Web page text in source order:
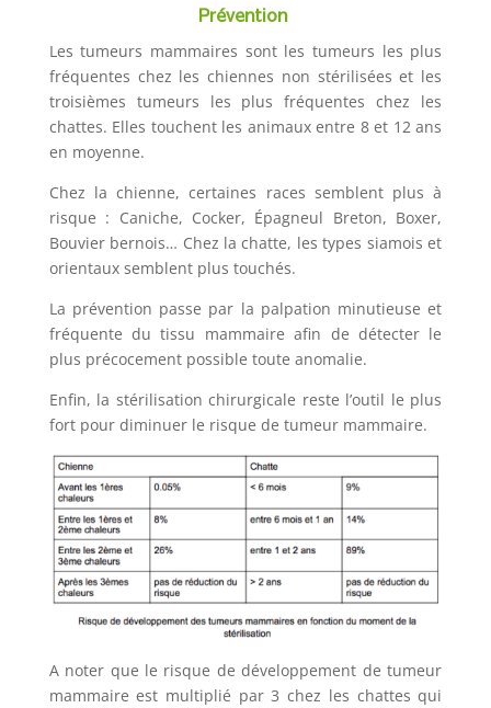
Prévention
Les tumeurs mammaires sont les tumeurs les plus
fréquentes chez les chiennes non stérilisées et les
troisièmes tumeurs les plus fréquentes chez les
chattes. Elles touchent les animaux entre 8 et 12 ans
en moyenne.
Chez la chienne, certaines races semblent plus à
risque : Caniche, Cocker, Épagneul Breton, Boxer,
Bouvier bernois… Chez la chatte, les types siamois et
orientaux semblent plus touchés.
La prévention passe par la palpation minutieuse et
fréquente du tissu mammaire afin de détecter le
plus précocement possible toute anomalie.
Enfin, la stérilisation chirurgicale reste l’outil le plus
fort pour diminuer le risque de tumeur mammaire.
A noter que le risque de développement de tumeur
mammaire est multiplié par 3 chez les chattes qui